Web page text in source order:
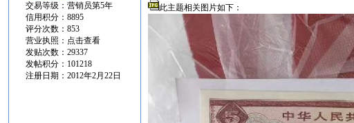
交易等级：营销员第5年
信用积分：8895
评分次数：853
营业执照： 点击查看
发贴次数：29337
发帖积分：101218
注册日期：2012年2月22日
此主题相关图片如下：